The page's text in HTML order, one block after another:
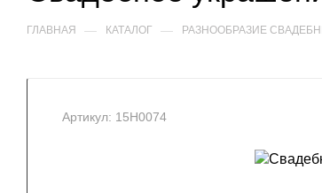
ГЛАВНАЯ — КАТАЛОГ — РАЗНООБРАЗИЕ
Артикул: 15Н0074